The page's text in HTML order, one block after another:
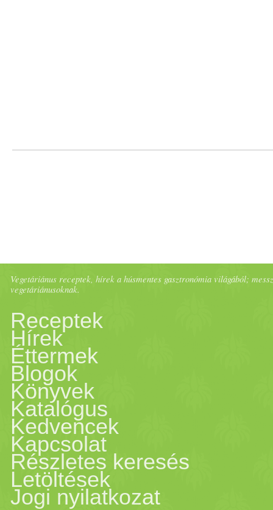
Vegetáriánus receptek, hírek a húsmentes gasztronómia világából;
vegetáriánusoknak.
Receptek
Hírek
Éttermek
Blogok
Könyvek
Katalógus
Kedvencek
Kapcsolat
Részletes keresés
Letöltések
Jogi nyilatkozat